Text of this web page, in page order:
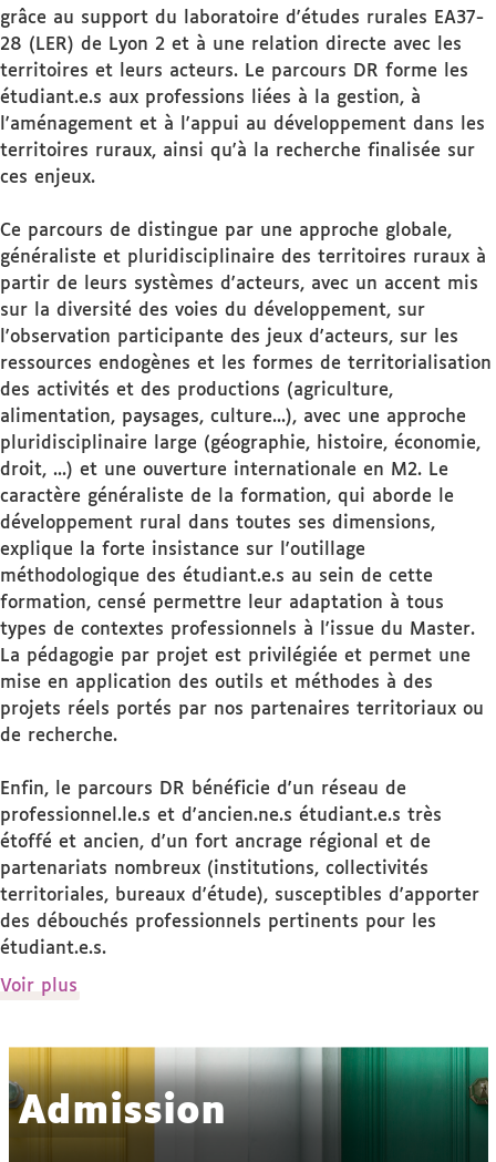
grâce au support du laboratoire d'études rurales EA37-
28 (LER) de Lyon 2 et à une relation directe avec les
territoires et leurs acteurs. Le parcours DR forme les
étudiant.e.s aux professions liées à la gestion, à
l'aménagement et à l'appui au développement dans les
territoires ruraux, ainsi qu'à la recherche finalisée sur
ces enjeux.
Ce parcours de distingue par une approche globale,
généraliste et pluridisciplinaire des territoires ruraux à
partir de leurs systèmes d'acteurs, avec un accent mis
sur la diversité des voies du développement, sur
l'observation participante des jeux d'acteurs, sur les
ressources endogènes et les formes de territorialisation
des activités et des productions (agriculture,
alimentation, paysages, culture...), avec une approche
pluridisciplinaire large (géographie, histoire, économie,
droit, ...) et une ouverture internationale en M2. Le
caractère généraliste de la formation, qui aborde le
développement rural dans toutes ses dimensions,
explique la forte insistance sur l'outillage
méthodologique des étudiant.e.s au sein de cette
formation, censé permettre leur adaptation à tous
types de contextes professionnels à l'issue du Master.
La pédagogie par projet est privilégiée et permet une
mise en application des outils et méthodes à des
projets réels portés par nos partenaires territoriaux ou
de recherche.
Enfin, le parcours DR bénéficie d'un réseau de
professionnel.le.s et d'ancien.ne.s étudiant.e.s très
étoffé et ancien, d'un fort ancrage régional et de
partenariats nombreux (institutions, collectivités
territoriales, bureaux d'étude), susceptibles d'apporter
des débouchés professionnels pertinents pour les
étudiant.e.s.
Voir plus
Admission